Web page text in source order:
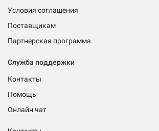
Условия соглашения
Поставщикам
Партнерская программа
Служба поддержки
Контакты
Помощь
Онлайн чат